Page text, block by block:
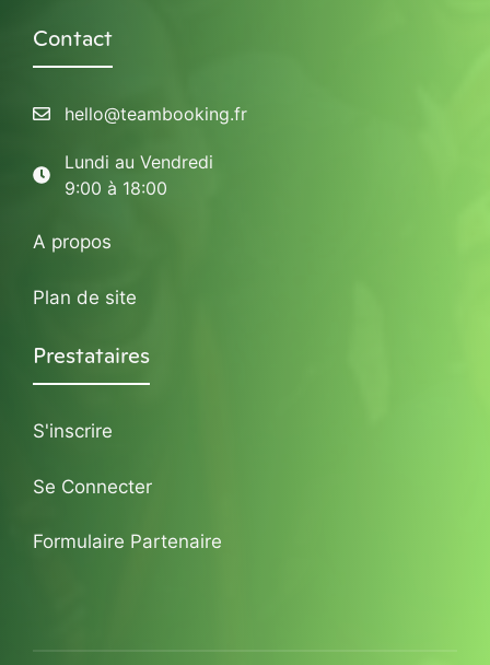
Contact
hello@teambooking.fr
Lundi au Vendredi
9:00 à 18:00
A propos
Plan de site
Prestataires
S'inscrire
Se Connecter
Formulaire Partenaire